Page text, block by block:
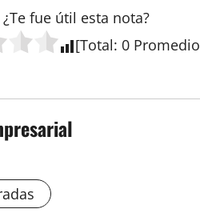
¿Te fue útil esta nota?
[Total: 0 Promedio